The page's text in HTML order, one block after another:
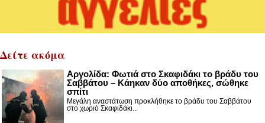
Δείτε ακόμα
Αργολίδα: Φωτιά στο Σκαφιδάκι το βράδυ του
Σαββάτου – Κάηκαν δύο αποθήκες, σώθηκε
σπίτι
Μεγάλη αναστάτωση προκλήθηκε το βράδυ του Σαββάτου
στο χωριό Σκαφιδάκι...